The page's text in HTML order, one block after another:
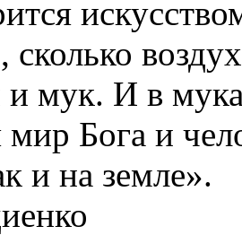
сколько
и мук. И в
мир Бога и
и на земле».